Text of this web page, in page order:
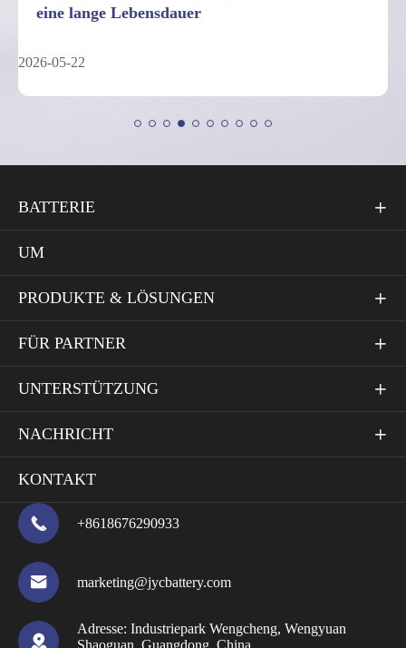
Cycle-Bleibatterien
2026-05-04
BATTERIE 
UM
PRODUKTE & LÖSUNGEN 
FÜR PARTNER 
UNTERSTÜTZUNG 
NACHRICHT 
KONTAKT
 +8618676290933
 marketing@jycbattery.com

Adresse: Industriepark Wengcheng, Wengyuan